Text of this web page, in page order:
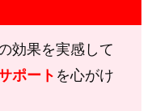
効果を実感して
ポート を心がけ